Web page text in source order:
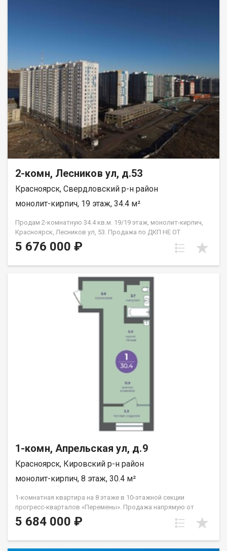
2-комн, Лесников ул, д.53
Красноярск, Свердловский р-н район
монолит-кирпич, 19 этаж, 34.4 м²
Продам 2-комнатную 34.4 кв.м. 19/19 этаж, монолит-кирпич,
Красноярск, Лесников ул, 53. Продажа по ДКП НЕ ОТ
ЗАСТРОЙЩИКА
5 676 000 ₽
1-комн, Апрельская ул, д.9
Красноярск, Кировский р-н район
монолит-кирпич, 8 этаж, 30.4 м²
1-комнатная квартира на 8 этаже в 10-этажной секции
прогресс-кварталов «Перемены». Продажа напрямую от
застройщика с возможностью применения акций и скидок.
Индивидуальный подбор наиболее выгодного варианта
5 684 000 ₽